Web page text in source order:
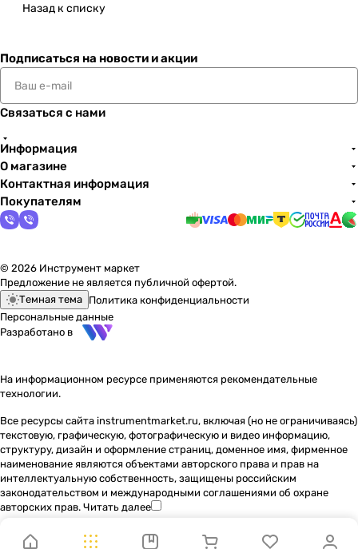
Назад к списку
Подписаться на новости и акции
Связаться с нами
Информация
О магазине
Контактная информация
Покупателям
© 2026 Инструмент маркет
Предложение не является публичной офертой.
Темная тема Политика конфиденциальности
Персональные данные
Разработано в
На информационном ресурсе применяются рекомендательные
технологии.
Все ресурсы сайта instrumentmarket.ru, включая (но не ограничиваясь)
текстовую, графическую, фотографическую и видео информацию,
структуру, дизайн и оформление страниц, доменное имя, фирменное
наименование являются объектами авторского права и прав на
интеллектуальную собственность, защищены российским
законодательством и международными соглашениями об охране
авторских прав. Читать далее